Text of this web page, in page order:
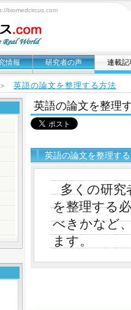
biomedcircus.com
情報 研究者の声 連載記
英語の論文を整理する方法
英語の論文を整理
英語の論文を整理す
多くの研究
を整理する
べきかなど
ます。